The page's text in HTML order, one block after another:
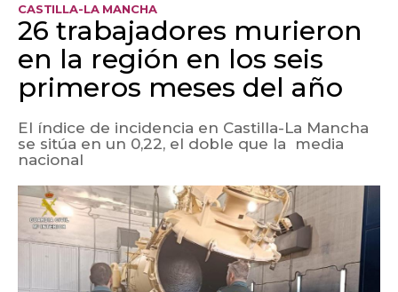
CASTILLA-LA MANCHA
26 trabajadores murieron
en la región en los seis
primeros meses del año
El índice de incidencia en Castilla-La Mancha
se sitúa en un 0,22, el doble que la media
nacional